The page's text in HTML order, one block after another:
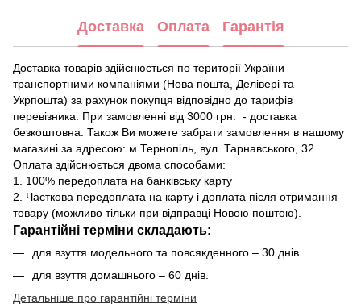
Доставка Оплата Гарантія
Доставка товарів здійснюється по території України
транспортними компаніями (Нова пошта, Делівері та
Укрпошта) за рахунок покупця відповідно до тарифів
перевізника. При замовленні від 3000 грн. - доставка
безкоштовна. Також Ви можете забрати замовлення в нашому
магазині за адресою: м.Тернопіль, вул. Тарнавського, 32
Оплата здійснюється двома способами:
1. 100% передоплата на банківську карту
2. Часткова передоплата на карту і доплата після отримання
товару (можливо тільки при відправці Новою поштою).
Гарантійні терміни складають:
для взуття модельного та повсякденного – 30 днів.
для взуття домашнього – 60 днів.
Детальніше про гарантійні терміни